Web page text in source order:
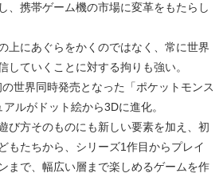
、携帯ゲーム機の市場に変革をもたらし
上にあぐらをかくのではなく、常に世界
していくことに対する拘りも強い。
世界同時発売となった「ポケットモンス
ルがドット絵から3Dに進化。
び方そのものにも新しい要素を加え、初
もたちから、シリーズ1作目からプレイ
まで、幅広い層まで楽しめるゲームを作